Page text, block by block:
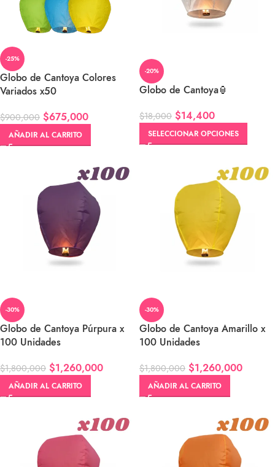
-25%
Globo de Cantoya Colores
Variados x50
$900,000 $675,000
AÑADIR AL CARRITO
-20%
Globo de Cantoya🏮
$18,000 $14,400
SELECCIONAR OPCIONES
-30%
Globo de Cantoya Púrpura x
100 Unidades
$1,800,000 $1,260,000
AÑADIR AL CARRITO
-30%
Globo de Cantoya Amarillo x
100 Unidades
$1,800,000 $1,260,000
AÑADIR AL CARRITO